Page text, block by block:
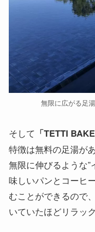
無限に広がる足
そして 「TETTI
特徴は無料の足湯が
無限に伸びるような”
味しいパンとコーヒ
むことができるので
いていたほどリラッ